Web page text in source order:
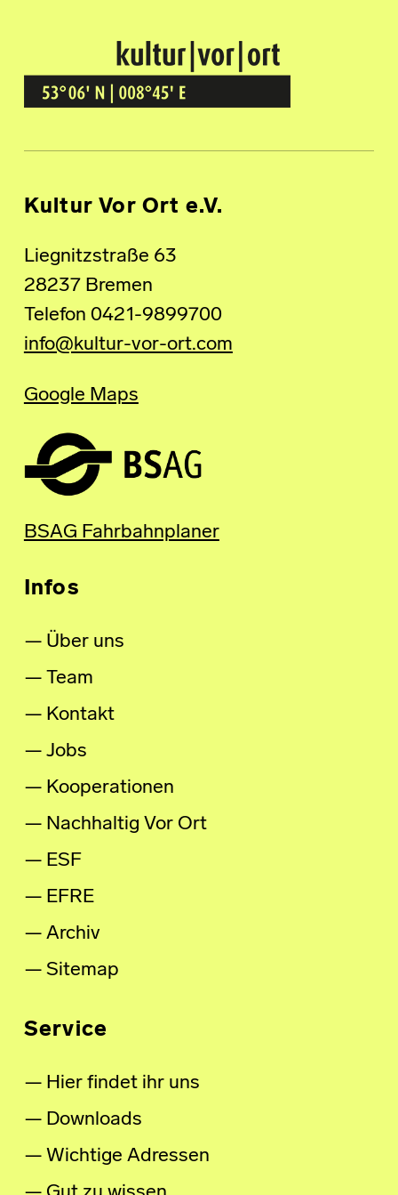
Kultur Vor Ort
BREMEN GRÖPELINGEN
Kultur Vor Ort e.V.
Liegnitzstraße 63
28237 Bremen
Telefon 0421-9899700
info@kultur-vor-ort.com
Google Maps
BSAG Fahrbahnplaner
Infos
Über uns
Team
Kontakt
Jobs
Kooperationen
Nachhaltig Vor Ort
ESF
EFRE
Archiv
Sitemap
Service
Hier findet ihr uns
Downloads
Wichtige Adressen